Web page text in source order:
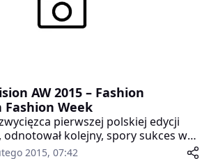
AW 2015 – Fashion
Fashion Week
pierwszej polskiej edycji
odnotował kolejny, spory sukces w
karierze. Po warszawskim debiucie
2015, 07:42